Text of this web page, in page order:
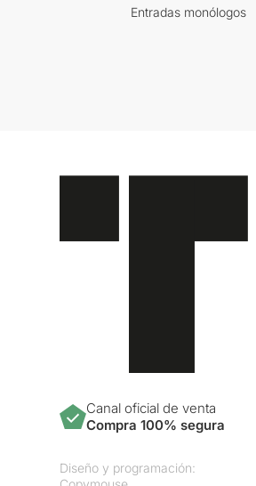
Entradas monólogos
Canal oficial de venta
Compra 100% segura
Diseño y programación: